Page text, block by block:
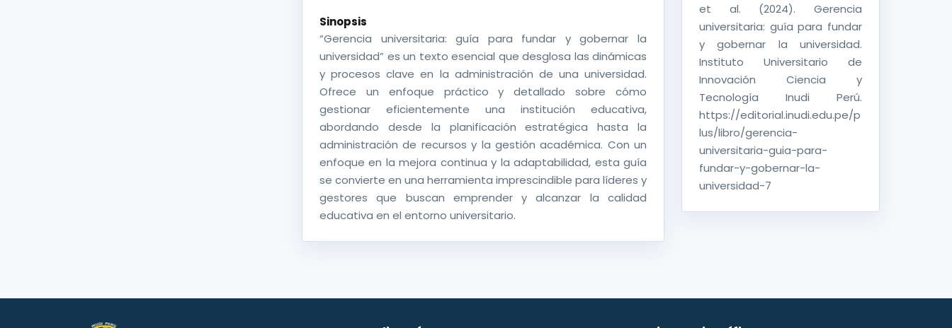
Sinopsis
“Gerencia universitaria: guía para fundar y gobernar la
universidad” es un texto esencial que desglosa las dinámicas
y procesos clave en la administración de una universidad.
Ofrece un enfoque práctico y detallado sobre cómo
gestionar eficientemente una institución educativa,
abordando desde la planificación estratégica hasta la
administración de recursos y la gestión académica. Con un
enfoque en la mejora continua y la adaptabilidad, esta guía
se convierte en una herramienta imprescindible para líderes y
gestores que buscan emprender y alcanzar la calidad
educativa en el entorno universitario.
et al. (2024). Gerencia
universitaria: guía para fundar
y gobernar la universidad.
Instituto Universitario de
Innovación Ciencia y
Tecnología Inudi Perú.
https://editorial.inudi.edu.pe/p
lus/libro/gerencia-
universitaria-guia-para-
fundar-y-gobernar-la-
universidad-7